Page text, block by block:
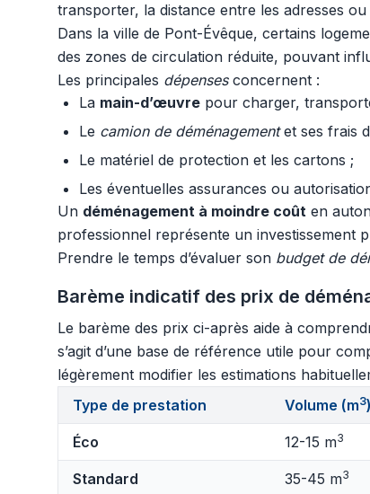
transporter, la distance entre les adresses
Dans la ville de Pont-Évêque, certains
des zones de circulation réduite, pouvant
Les principales dépensesconcernent :
La main-d’œuvre pour charger,
Le camion de déménagementet ses frais
Le matériel de protection et les cartons ;
Les éventuelles assurances ou
Un déménagement à moindre coût en
professionnel représente un investissement
Prendre le temps d’évaluer son budget de
Barème indicatif des prix de
Le barème des prix ci-après aide à
s’agit d’une base de référence utile pour
légèrement modifier les estimations
Type de prestation
Volume (m3)
Éco 12-15 m3
Standard 35-45 m3